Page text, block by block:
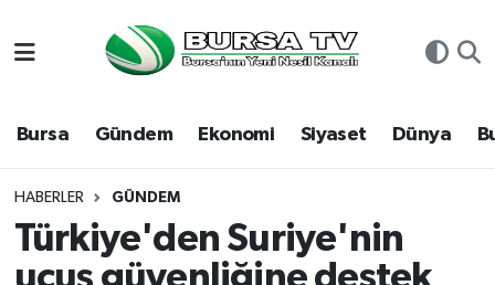
Bursa Gündem Ekonomi Siyaset Dünya
HABERLER GÜNDEM
Türkiye'den Suriye'nin
uçuş güvenliğine destek
Bursa
Dünya
Eğitim
Hava Durumu
Namaz Vakitleri
Trafik Durumu